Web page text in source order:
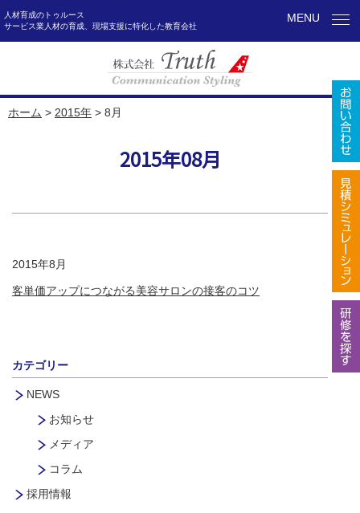
人材育成のトゥルース
サービス業人材の育成、現場支援に特化した教育会社
MENU
ホーム > 2015年 > 8月
2015年08月
2015年8月
客単価アップにつながる美容サロンの接客のコツ
カテゴリー
NEWS
お知らせ
メディア
コラム
採用情報